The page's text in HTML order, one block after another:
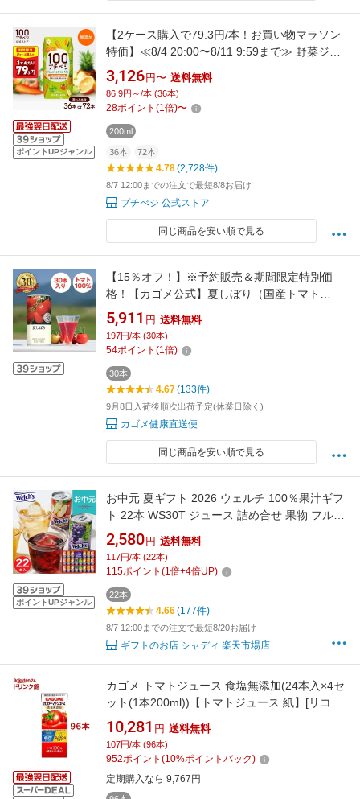
ポイントUPジャンル
【2ケース購入で79.3円/本！お買い物マラソン
特価】≪8/4 20:00〜8/11 9:59まで≫ 野菜ジュ
ース プチベジ 1食分の野菜 200ml 36本 72本 紙
パック 着色料・保存料・香料 無添加 ベジタブ
ルミックス 人参 にんじん トマト 果物 フルーツ
3,126 円〜 送料無料
86.9円～/本 (36本)
28ポイント (1倍)〜
200ml
36本 72本
4.78(2,728件)
8/7 12:00までの注文で最短8/8お届け
プチべジ 公式ストア
同じ商品を安い順で見る
【15％オフ！】※予約販売＆期間限定特別価
格！【カゴメ公式】夏しぼり（国産トマト
100％使用トマトジュース）190g×30本／1ケー
ス 夏ギフト お中元 内祝い 出産祝い プチギフト
血圧 コレステロール
5,911 円 送料無料
197円/本 (30本)
54ポイント (1倍)
30本
4.67(133件)
9月8日入荷後順次出荷予定(休業日除く)
カゴメ健康直送便
同じ商品を安い順で見る
ポイントUPジャンル
お中元 夏ギフト 2026 ウェルチ 100％果汁ギフ
ト 22本 WS30T ジュース 詰め合せ 果物 フルー
ツ 100％ジュース アップル グレープ ピーチ 送
料無料ドリンク 飲料 缶 小分け 人気 御中元 暑
中見舞い 残暑見舞い 実家 両親 取引先 法人 友
2,580 円 送料無料
117円/本 (22本)
115ポイント (1倍+4倍UP)
22本
4.66(177件)
8/7 12:00までの注文で最短8/20お届け
ギフトのお店 シャディ 楽天市場店
カゴメ トマトジュース 食塩無添加(24本入×4セ
ット(1本200ml))【トマトジュース 紙】[リコピ
ン トマト 紙パック]
10,281 円 送料無料
107円/本 (96本)
952ポイント (10%ポイントバック)
定期購入なら 9,767円